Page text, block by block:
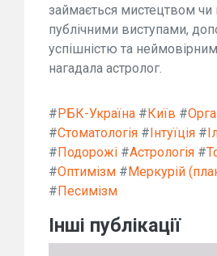
займається мистецтвом чи
публічними виступами,
успішністю та
нагадала астролог.
#РБК-Україна #Київ #
#Стоматологія #Інтуїція #
#Подорожі #Астрологія #
#Оптимізм #Меркурій
#Песимізм
Інші публікації